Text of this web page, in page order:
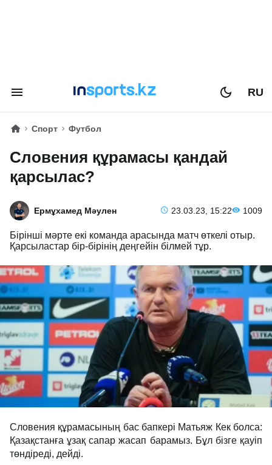
RU
Спорт Футбол
Словения құрамасы қандай
қарсылас?
Ермұхамед Мәулен 23.03.23, 15:22 1009
Бірінші мәрте екі команда арасында матч өткелі отыр.
Қарсыластар бір-бірінің деңгейін білмей тұр.
Словения құрамасының бас бапкері Матьяж Кек болса:
Қазақстанға ұзақ сапар жасап барамыз. Бұл бізге қауіп
төндіреді, дейді.